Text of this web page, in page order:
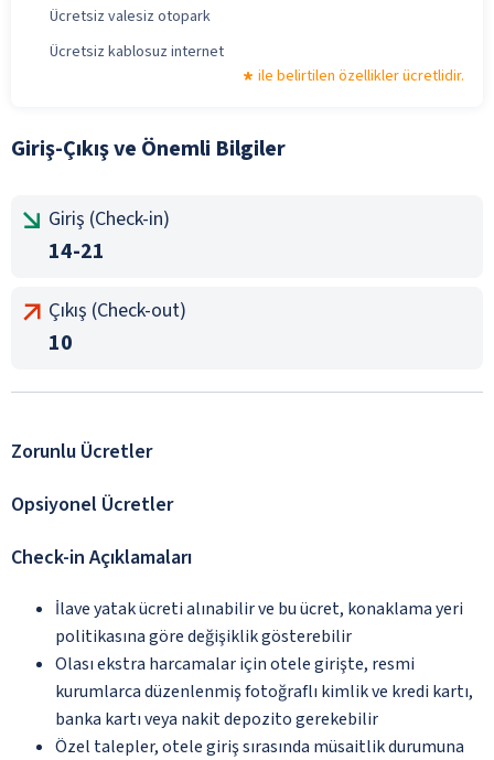
Ücretsiz valesiz otopark
Ücretsiz kablosuz internet
ile belirtilen özellikler ücretlidir.
Giriş-Çıkış ve Önemli Bilgiler
Giriş (Check-in)
14-21
Çıkış (Check-out)
10
Zorunlu Ücretler
Opsiyonel Ücretler
Check-in Açıklamaları
İlave yatak ücreti alınabilir ve bu ücret, konaklama yeri
politikasına göre değişiklik gösterebilir
Olası ekstra harcamalar için otele girişte, resmi
kurumlarca düzenlenmiş fotoğraflı kimlik ve kredi kartı,
banka kartı veya nakit depozito gerekebilir
Özel talepler, otele giriş sırasında müsaitlik durumuna